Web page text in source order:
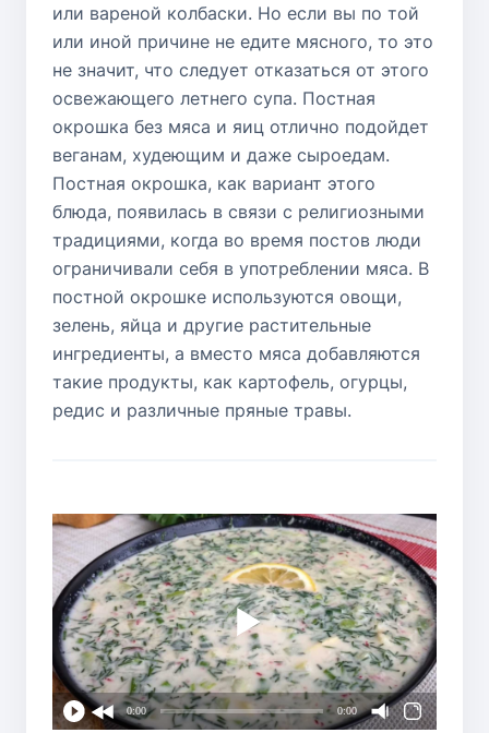
или вареной колбаски. Но если вы по той
или иной причине не едите мясного, то это
не значит, что следует отказаться от этого
освежающего летнего супа. Постная
окрошка без мяса и яиц отлично подойдет
веганам, худеющим и даже сыроедам.
Постная окрошка, как вариант этого
блюда, появилась в связи с религиозными
традициями, когда во время постов люди
ограничивали себя в употреблении мяса. В
постной окрошке используются овощи,
зелень, яйца и другие растительные
ингредиенты, а вместо мяса добавляются
такие продукты, как картофель, огурцы,
редис и различные пряные травы.
0:00 0:00